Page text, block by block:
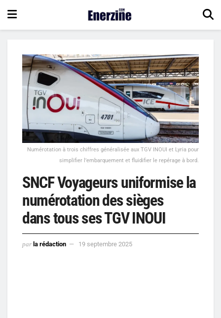
Numérotation à trois chiffres généralisée aux TGV INOUI et Lyria pour
simplifier l’embarquement et fluidifier le repérage à bord.
SNCF Voyageurs uniformise la
numérotation des sièges
dans tous ses TGV INOUI
par la rédaction 19 septembre 2025